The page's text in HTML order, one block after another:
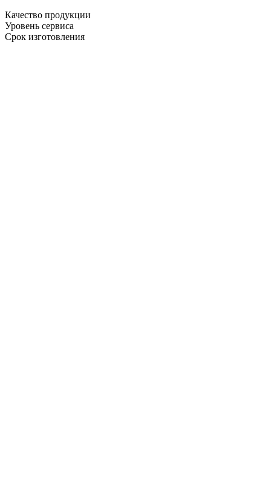
Качество продукции
Уровень сервиса
Срок изготовления